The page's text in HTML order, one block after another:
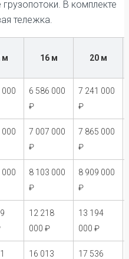
В комплекте
тележка.
м 16 м 20 м
000
6 586 000
₽
7 241 000
₽
000
7 007 000
₽
7 865 000
₽
000
8 103 000
₽
8 909 000
₽
12 218
000 ₽
13 194
000 ₽
16 013
17 536